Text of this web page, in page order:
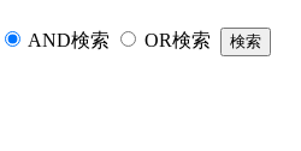
AND検索
OR検索